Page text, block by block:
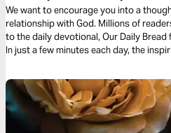
We want to encourage you into a
relationship with God. Millions of
to the daily devotional, Our Daily
In just a few minutes each day, the
unchanging Word.